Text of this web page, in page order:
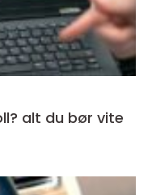
alt du bør vite